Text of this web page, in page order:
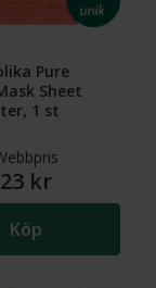
Pure
Sheet
1 st
23 kr
Köp